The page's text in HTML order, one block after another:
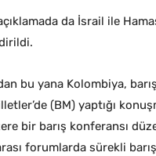
da İsrail ile
bu yana Kolombiya,
(BM) yaptığı
bir barış konferansı
forumlarda sürekli